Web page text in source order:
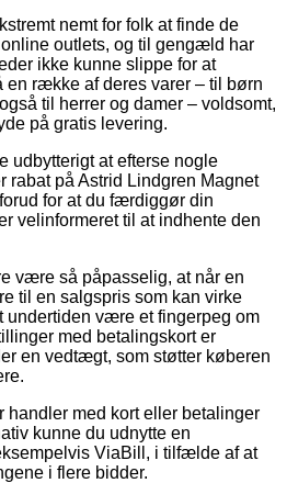
nemt for folk at finde de
outlets, og til gengæld har
ikke kunne slippe for at
række af deres varer – til børn
til herrer og damer – voldsomt,
på gratis levering.
udbytterigt at efterse nogle
rabat på Astrid Lindgren Magnet
for at du færdiggør din
velinformeret til at indhente den
være så påpasselig, at når en
til en salgspris som kan virke
undertiden være et fingerpeg om
med betalingskort er
en vedtægt, som støtter køberen
handler med kort eller betalinger
kunne du udnytte en
ViaBill, i tilfælde af at
i flere bidder.